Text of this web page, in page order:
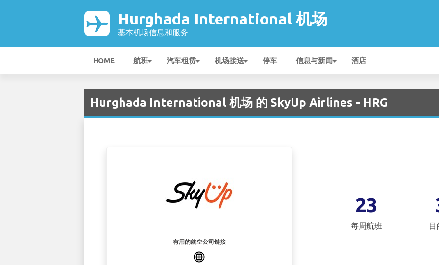
Hurghada International 机场
基本机场信息和服务
HOME 航班 汽车租赁 机场接送 停车 信息与新闻 酒店
Hurghada International 机场 的 SkyUp Airlines - HRG
有用的航空公司链接
23
每周航班 目